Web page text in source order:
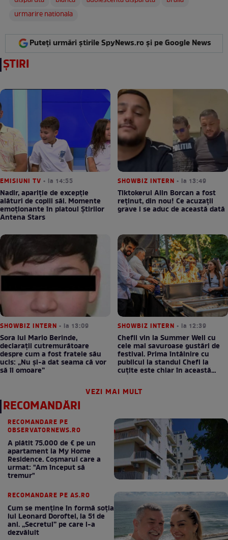
urmarire nationala
Puteți urmări știrile SpyNews.ro și pe Google News
ȘTIRI
EMISIUNI TV • la 14:55
Nadir, apariție de excepție
alături de copiii săi. Momente
emoționante în platoul Știrilor
Antena Stars
SHOWBIZ INTERN • la 13:49
Tiktokerul Alin Borcan a fost
reținut, din nou! Ce acuzații
grave i se aduc de această dată
SHOWBIZ INTERN • la 13:09
Sora lui Mario Berinde,
declarații cutremurătoare
despre cum a fost fratele său
ucis: „Nu și-a dat seama că vor
să îl omoare”
SHOWBIZ INTERN • la 12:39
Chefii vin la Summer Well cu
cele mai savuroase gustări de
festival. Prima întâlnire cu
publicul la standul Chefi la
cuțite este chiar în această
VEZI MAI MULT
RECOMANDĂRI
RECOMANDARE PE
OBSERVATORNEWS.RO
A plătit 75.000 de € pe un
apartament la My Home
Residence. Coşmarul care a
urmat: "Am început să
tremur"
RECOMANDARE PE AS.RO
Cum se menţine în formă soţia
lui Leonard Doroftei, la 51 de
ani. „Secretul” pe care l-a
dezvăluit